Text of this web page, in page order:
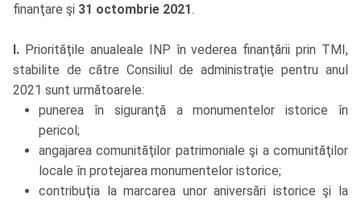
finanţare şi 31 octombrie 2021.
I. Priorităţile anualeale INP în vederea finanţării prin TMI,
stabilite de către Consiliul de administraţie pentru anul
2021 sunt următoarele:
punerea în siguranţă a monumentelor istorice în
pericol;
angajarea comunităţilor patrimoniale şi a comunităţilor
locale în protejarea monumentelor istorice;
contribuţia la marcarea unor aniversări istorice şi la